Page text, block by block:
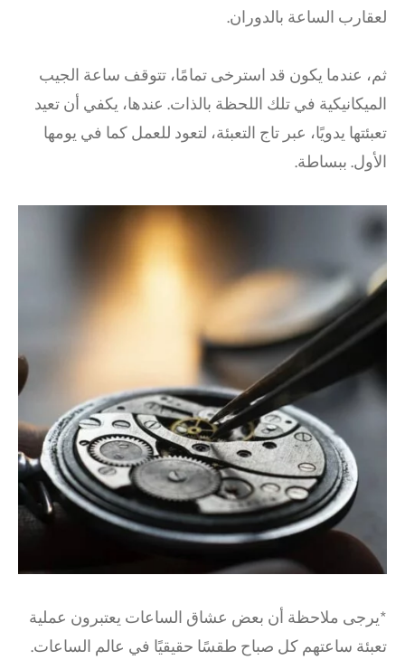
لعقارب الساعة بالدوران.
ثم، عندما يكون قد استرخى تمامًا، تتوقف ساعة الجيب
الميكانيكية في تلك اللحظة بالذات. عندها، يكفي أن تعيد
تعبئتها يدويًا، عبر تاج التعبئة، لتعود للعمل كما في يومها
الأول. ببساطة.
*يرجى ملاحظة أن بعض عشاق الساعات يعتبرون عملية
تعبئة ساعتهم كل صباح طقسًا حقيقيًا في عالم الساعات.